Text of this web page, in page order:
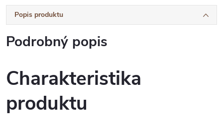
Popis produktu
Podrobný popis
Charakteristika
produktu